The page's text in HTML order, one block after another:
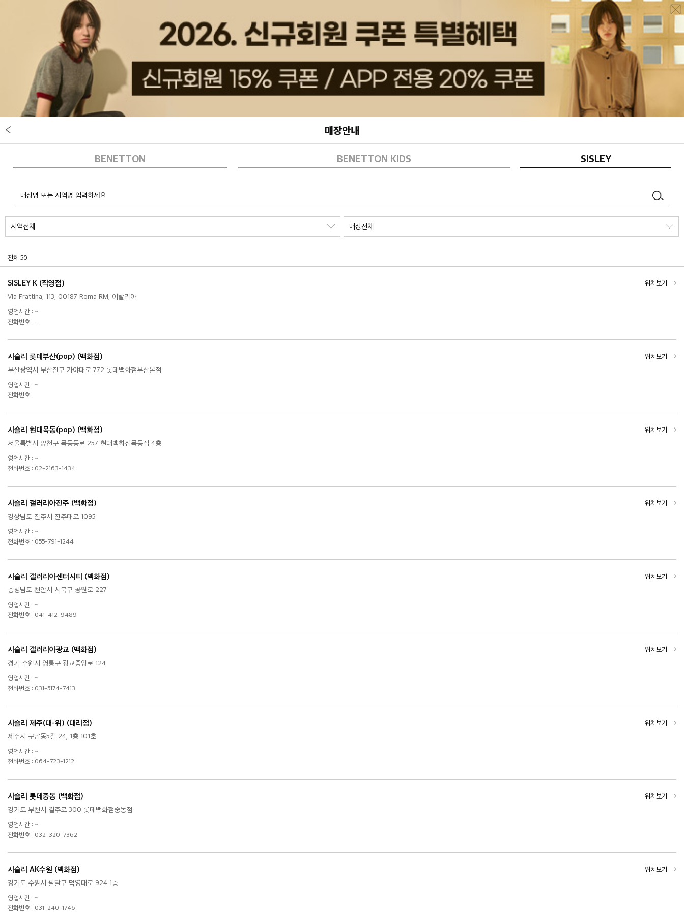
매장안내
BENETTON BENETTON KIDS SISLEY
전체 50
SISLEY K (직영점) 위치보기
Via Frattina, 113, 00187 Roma RM, 이탈리아
영업시간 : ~
전화번호 : -
시슬리 롯데부산(pop) (백화점) 위치보기
부산광역시 부산진구 가야대로 772 롯데백화점부산본점
영업시간 : ~
전화번호 :
시슬리 현대목동(pop) (백화점) 위치보기
서울특별시 양천구 목동동로 257 현대백화점목동점 4층
영업시간 : ~
전화번호 : 02-2163-1434
시슬리 갤러리아진주 (백화점) 위치보기
경상남도 진주시 진주대로 1095
영업시간 : ~
전화번호 : 055-791-1244
시슬리 갤러리아센터시티 (백화점) 위치보기
충청남도 천안시 서북구 공원로 227
영업시간 : ~
전화번호 : 041-412-9489
시슬리 갤러리아광교 (백화점) 위치보기
경기 수원시 영통구 광교중앙로 124
영업시간 : ~
전화번호 : 031-5174-7413
시슬리 제주(대-위) (대리점) 위치보기
제주시 구남동5길 24, 1층 101호
영업시간 : ~
전화번호 : 064-723-1212
시슬리 롯데중동 (백화점) 위치보기
경기도 부천시 길주로 300 롯데백화점중동점
영업시간 : ~
전화번호 : 032-320-7362
시슬리 AK수원 (백화점) 위치보기
경기도 수원시 팔달구 덕영대로 924 1층
영업시간 : ~
전화번호 : 031-240-1746